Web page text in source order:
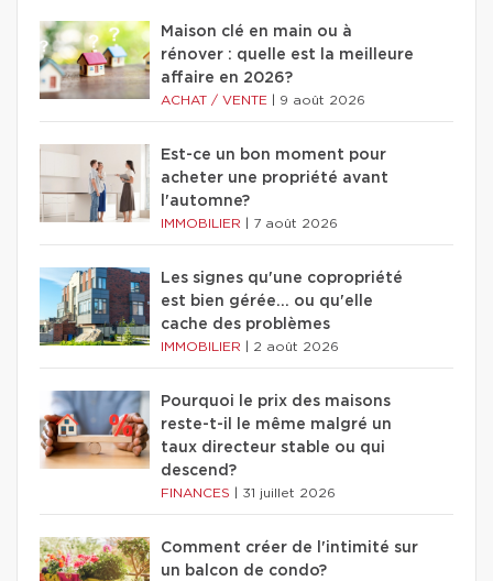
Maison clé en main ou à
rénover : quelle est la meilleure
affaire en 2026?
ACHAT / VENTE 9 août 2026
Est-ce un bon moment pour
acheter une propriété avant
l'automne?
IMMOBILIER 7 août 2026
Les signes qu'une copropriété
est bien gérée… ou qu'elle
cache des problèmes
IMMOBILIER 2 août 2026
Pourquoi le prix des maisons
reste-t-il le même malgré un
taux directeur stable ou qui
descend?
FINANCES 31 juillet 2026
Comment créer de l'intimité sur
un balcon de condo?